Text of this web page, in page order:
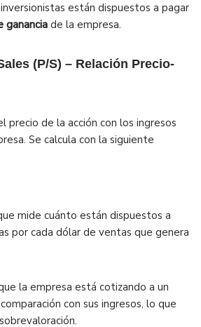
están dispuestos a pagar
ganancia de la empresa.
(P/S) – Relación Precio-
precio de la acción con los ingresos
Se calcula con la siguiente
mide cuánto están dispuestos a
por cada dólar de ventas que genera
la empresa está cotizando a un
con sus ingresos, lo que